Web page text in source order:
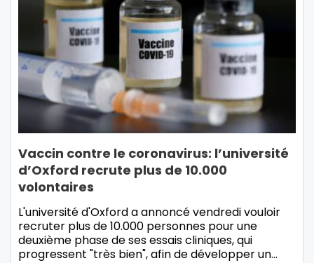
Vaccin contre le coronavirus: l’université
d’Oxford recrute plus de 10.000
volontaires
L'université d'Oxford a annoncé vendredi vouloir
recruter plus de 10.000 personnes pour une
deuxième phase de ses essais cliniques, qui
progressent "très bien", afin de développer un…